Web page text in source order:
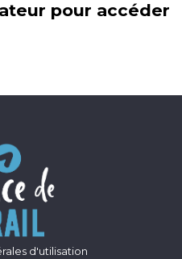
pour accéder
d'utilisation